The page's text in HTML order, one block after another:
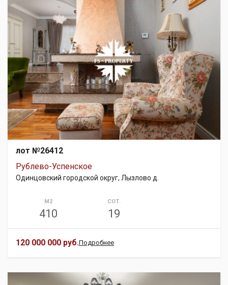
лот №26412
Рублево-Успенское
Одинцовский городской округ, Лызлово д.
М2
410
СОТ.
19
120 000 000 руб.Подробнее